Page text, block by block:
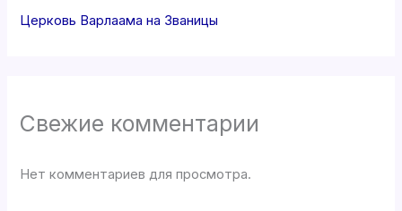
Церковь Варлаама на Званицы
Свежие комментарии
Нет комментариев для просмотра.